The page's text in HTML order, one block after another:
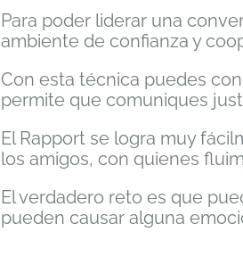
Para poder liderar una
ambiente de confianza y
Con esta técnica puedes
permite que comuniques
El Rapport se logra muy
los amigos, con quienes
El verdadero reto es que
pueden causar alguna